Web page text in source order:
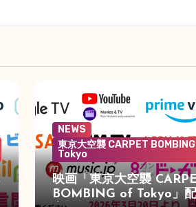
NEWS
東京大空襲 CARPET
Tokyo
映画「東京大空襲
BOMBING of Tokyo」